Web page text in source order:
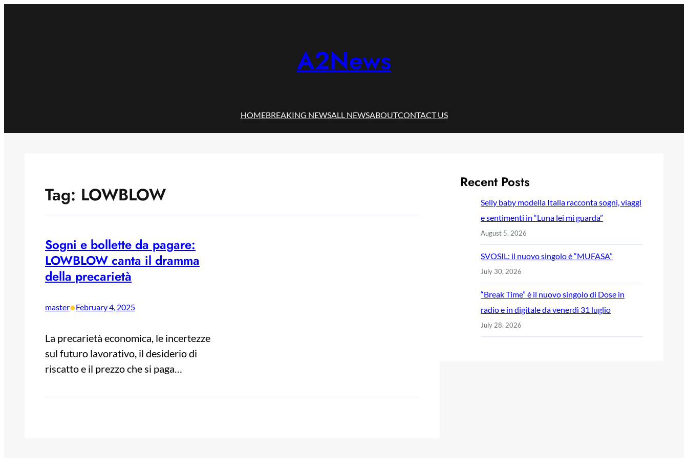
A2News
HOMEBREAKING NEWSALL NEWSABOUTCONTACT US
Tag: LOWBLOW
Sogni e bollette da pagare:
LOWBLOW canta il dramma
della precarietà
master•February 4, 2025
La precarietà economica, le incertezze
sul futuro lavorativo, il desiderio di
riscatto e il prezzo che si paga…
Recent Posts
Selly baby modella Italia racconta sogni, viaggi
e sentimenti in “Luna lei mi guarda”
August 5, 2026
SVOSIL: il nuovo singolo è “MUFASA”
July 30, 2026
“Break Time” è il nuovo singolo di Dose in
radio e in digitale da venerdì 31 luglio
July 28, 2026